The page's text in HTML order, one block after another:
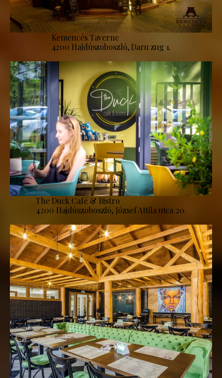
Kemencés Taverne
4200 Hajdúszoboszló, Daru zug 1.
The Duck Café & Bistro
4200 Hajdúszoboszló, József Attila utca 20.